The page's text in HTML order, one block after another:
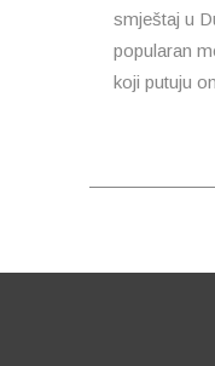
smještaj u
popularan
koji putuju